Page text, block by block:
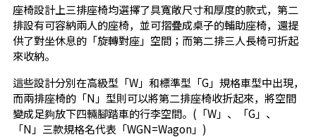
座椅設計上三排座椅均選擇了具寬敞尺寸和厚度的款式，第二
排設有可容納兩人的座椅，並可摺疊成桌子的輔助座椅，還提
供了對坐休息的「旋轉對座」空間；而第二排三人長椅可折起
來收納。
這些設計分別在高級型「W」和標準型「G」規格車型中出現，
而兩排座椅的「N」型則可以將第二排座椅收折起來，將空間
變成足夠放下四輛腳踏車的行李空間。(「W」、「G」、
「N」三款規格名代表「WGN=Wagon」)